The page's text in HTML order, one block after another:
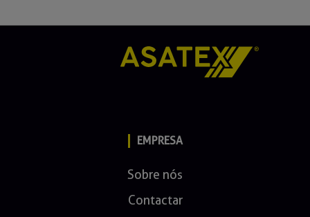
EMPRESA
Sobre nós
Contactar